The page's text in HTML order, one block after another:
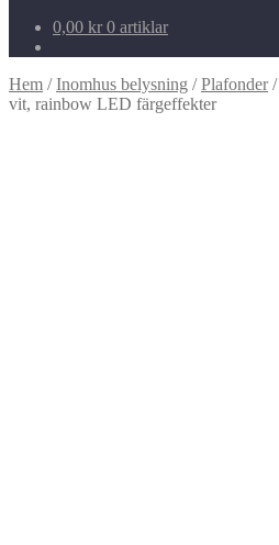
0,00 kr 0 artiklar
Hem /Inomhus belysning /Plafonder/
vit, rainbow LED färgeffekter